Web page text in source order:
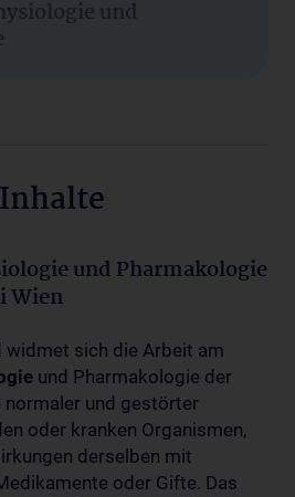
und
und Pharmakologie
Wien
widmet sich die Arbeit am
und Pharmakologie der
normaler und gestörter
oder kranken Organismen,
derselben mit
oder Gifte. Das